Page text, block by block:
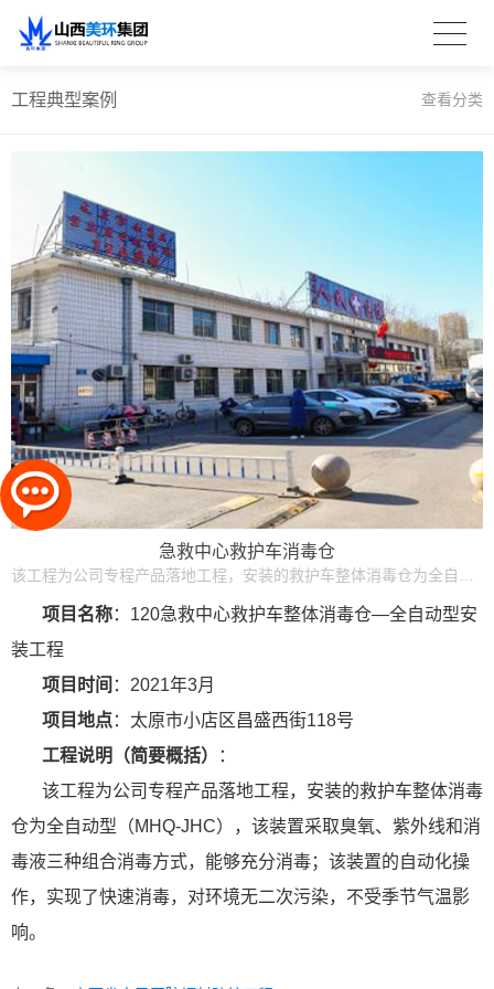
工程典型案例 查看分类
急救中心救护车消毒仓
该工程为公司专程产品落地工程，安装的救护车整体消毒仓为全自动型（MHQ-JHC），该装置采取臭氧、紫外线和消毒液三种组合消毒方式，能够充分消毒
项目名称：120急救中心救护车整体消毒仓—全自动型安
装工程
项目时间 ：2021年3月
项目地点：太原市小店区昌盛西街118号
工程说明（简要概括）
：
该工程为公司专程产品落地工程，安装的救护车整体消毒
仓为全自动型（MHQ-JHC），该装置采取臭氧、紫外线和消
毒液三种组合消毒方式，能够充分消毒；该装置的自动化操
作，实现了快速消毒，对环境无二次污染，不受季节气温影
响。